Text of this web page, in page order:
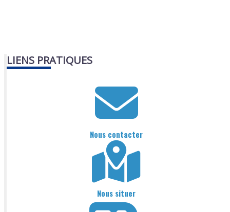
LIENS PRATIQUES
Nous contacter
Nous situer